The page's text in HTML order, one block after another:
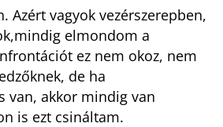
Azért vagyok vezérszerepben,
elmondom a
ez nem okoz, nem
de ha
van, akkor mindig van
is ezt csináltam.